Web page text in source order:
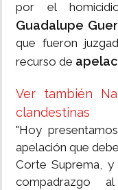
por el
Guadalupe
que fueron
recurso de
Ver también
clandestinas
"Hoy
apelación que
Corte Suprema,
compadrazgo